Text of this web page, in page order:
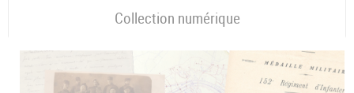
Collection numérique